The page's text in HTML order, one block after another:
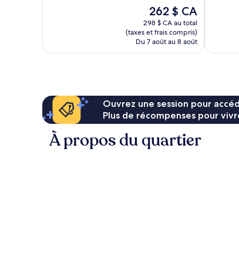
Le
prix
est
de
262 $ CA
262 $ CA
298 $ CA au total
(taxes et frais compris)
Du 7 août au 8 août
Ouvrez une session pour
Plus de récompenses pour
À propos du quartier